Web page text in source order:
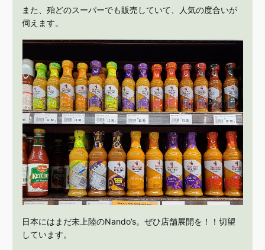
また、殆どのスーパーでも販売していて、人気の度合いが
伺えます。
日本にはまだ未上陸のNando’s。ぜひ店舗展開を！！切望
しています。